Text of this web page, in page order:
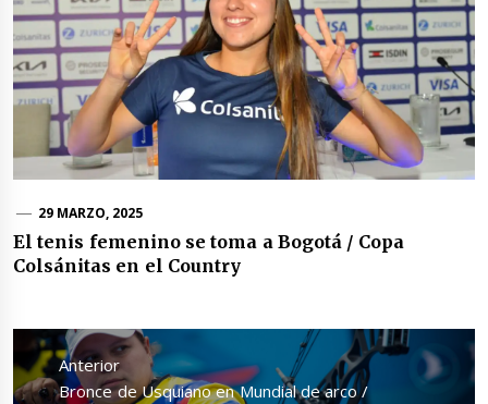
29 MARZO, 2025
El tenis femenino se toma a Bogotá / Copa
Colsánitas en el Country
Navegación
de
entradas
Anterior
Entrada
Bronce de Usquiano en Mundial de arco /